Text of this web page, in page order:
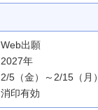
Web出願
2027年
2/5（金）～2/15（月）
消印有効